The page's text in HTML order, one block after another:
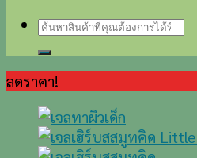
ค้นหา:
ลดราคา!